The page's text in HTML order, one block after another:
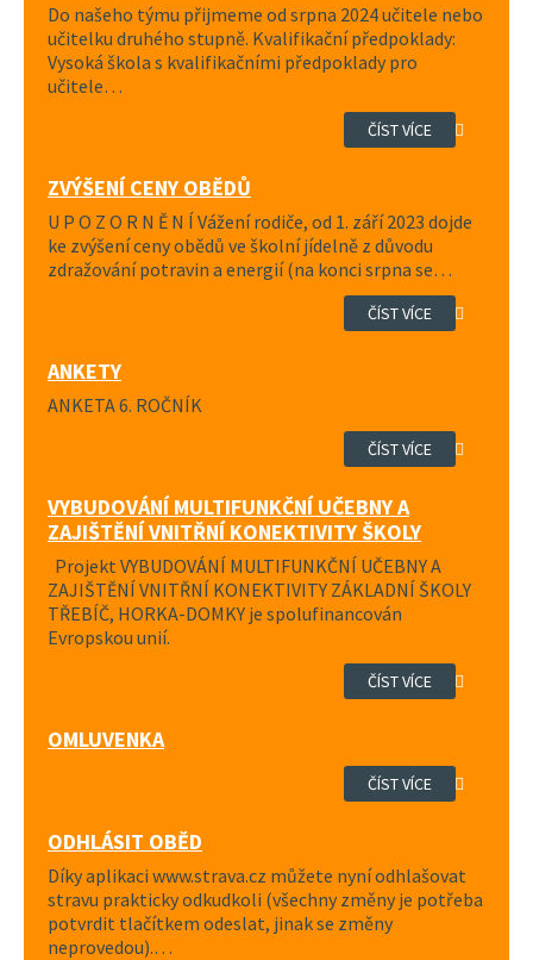
Do našeho týmu přijmeme od srpna 2024 učitele nebo
učitelku druhého stupně. Kvalifikační předpoklady:
Vysoká škola s kvalifikačními předpoklady pro
učitele…
ČÍST VÍCE
ZVÝŠENÍ CENY OBĚDŮ
U P O Z O R N Ě N Í Vážení rodiče, od 1. září 2023 dojde
ke zvýšení ceny obědů ve školní jídelně z důvodu
zdražování potravin a energií (na konci srpna se…
ČÍST VÍCE
ANKETY
ANKETA 6. ROČNÍK
ČÍST VÍCE
VYBUDOVÁNÍ MULTIFUNKČNÍ UČEBNY A
ZAJIŠTĚNÍ VNITŘNÍ KONEKTIVITY ŠKOLY
Projekt VYBUDOVÁNÍ MULTIFUNKČNÍ UČEBNY A
ZAJIŠTĚNÍ VNITŘNÍ KONEKTIVITY ZÁKLADNÍ ŠKOLY
TŘEBÍČ, HORKA-DOMKY je spolufinancován
Evropskou unií.
ČÍST VÍCE
OMLUVENKA
ČÍST VÍCE
ODHLÁSIT OBĚD
Díky aplikaci www.strava.cz můžete nyní odhlašovat
stravu prakticky odkudkoli (všechny změny je potřeba
potvrdit tlačítkem odeslat, jinak se změny
neprovedou).…